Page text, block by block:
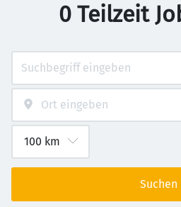
0 Teilzeit
Suchen